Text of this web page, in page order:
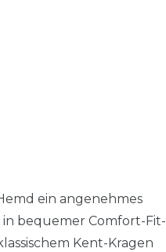
ein angenehmes
bequemer Comfort-Fit-
Kent-Kragen